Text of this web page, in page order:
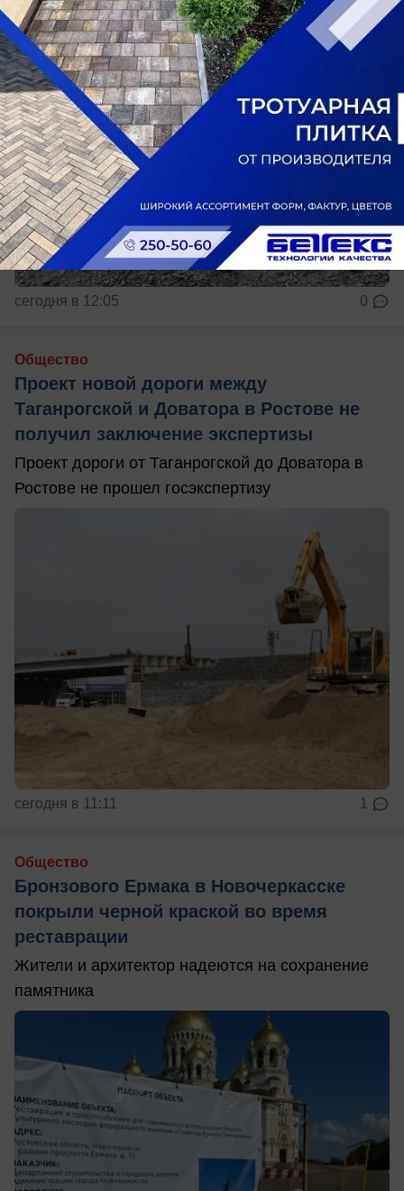
сегодня в 12:05 0
Общество
Проект новой дороги между
Таганрогской и Доватора в Ростове не
получил заключение экспертизы
Проект дороги от Таганрогской до Доватора в
Ростове не прошел госэкспертизу
сегодня в 11:11 1
Общество
Бронзового Ермака в Новочеркасске
покрыли черной краской во время
реставрации
Жители и архитектор надеются на сохранение
памятника